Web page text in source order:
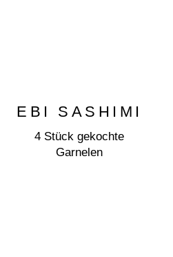
EBI SASHIMI
4 Stück gekochte
Garnelen